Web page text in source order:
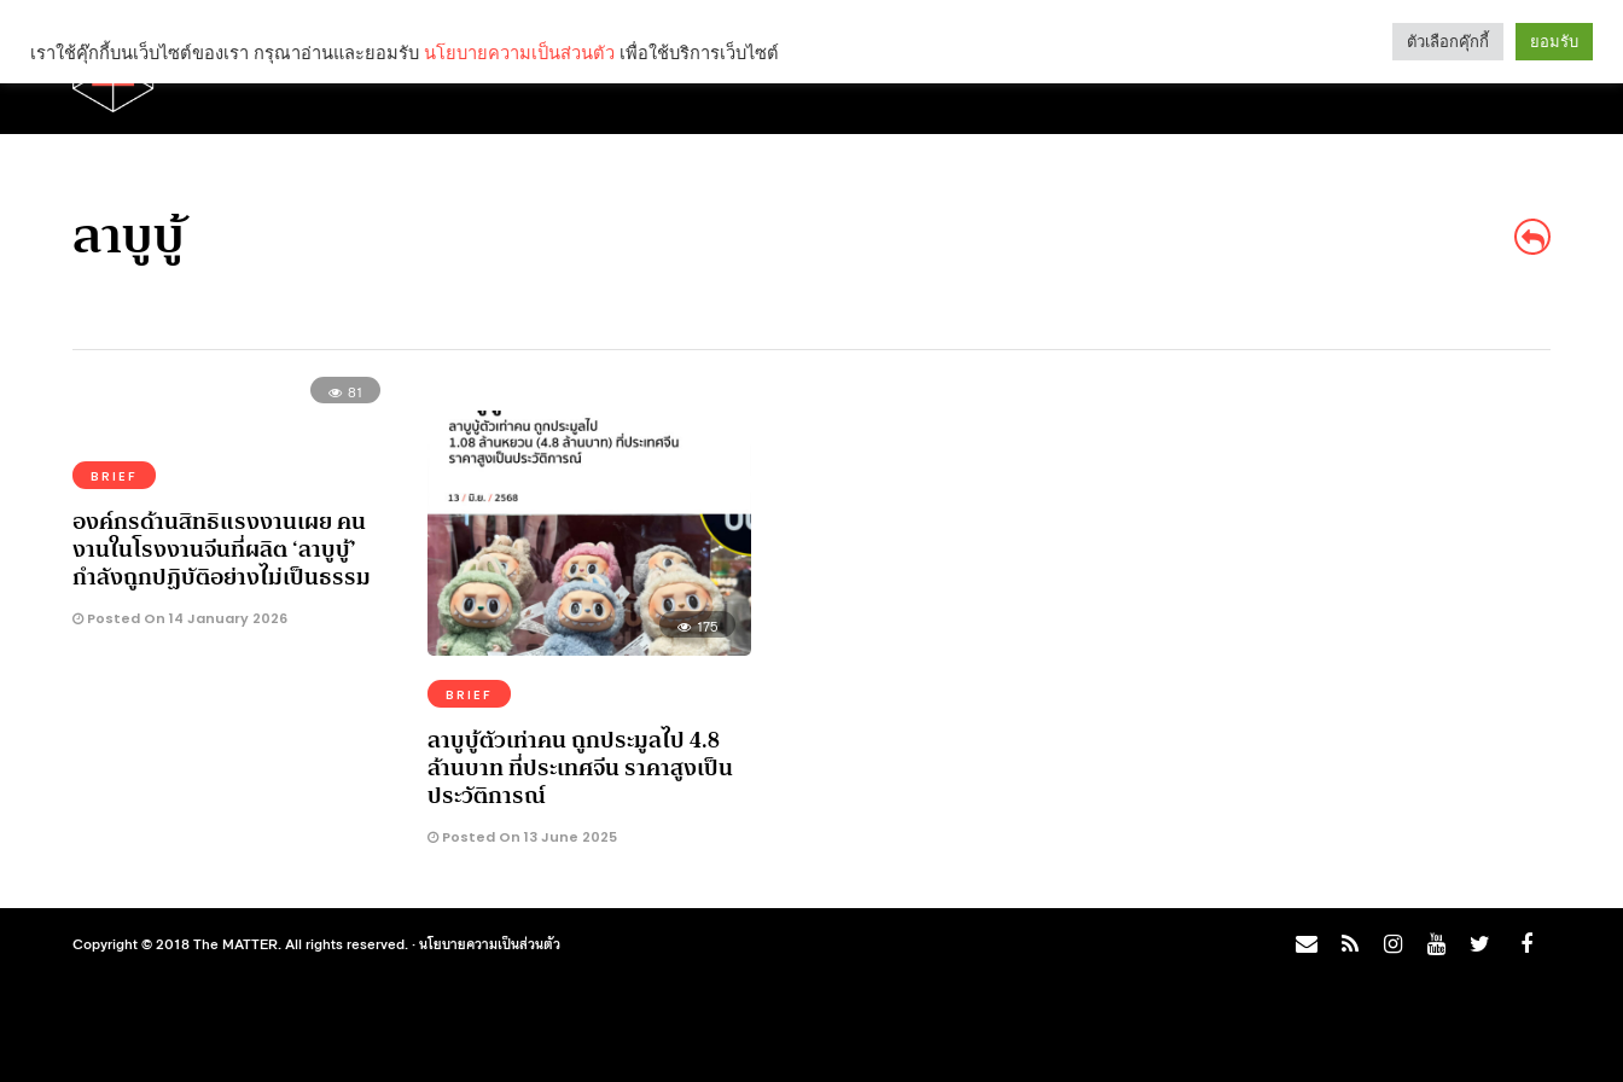
Categories
ลาบูบู้
81
BRIEF
องค์กรด้านสิทธิแรงงานเผย คน
งานในโรงงานจีนที่ผลิต ‘ลาบูบู้’
กำลังถูกปฏิบัติอย่างไม่เป็นธรรม
Posted On 14 January 2026 175
BRIEF
ลาบูบู้ตัวเท่าคน ถูกประมูลไป 4.8
ล้านบาท ที่ประเทศจีน ราคาสูงเป็น
ประวัติการณ์
Posted On 13 June 2025
Copyright © 2018 The MATTER. All rights reserved. ·นโยบายความเป็นส่วนตัว
เราใช้คุ๊กกี้บนเว็บไซต์ของเรา กรุณาอ่านและยอมรับ นโยบายความเป็นส่วนตัว เพื่อใช้บริการเว็บไซต์ ตัวเลือกคุ๊กกี้ ยอมรับ